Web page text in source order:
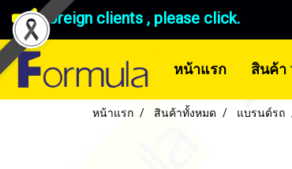
Foreign clients , please click.
หน้าแรก สินค้า
หน้าแรก สินค้าทั้งหมด แบรนด์รถ